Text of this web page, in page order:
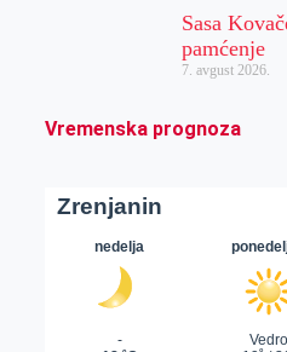
Sasa
pamćenje
7. avgust 2026.
Vremenska prognoza